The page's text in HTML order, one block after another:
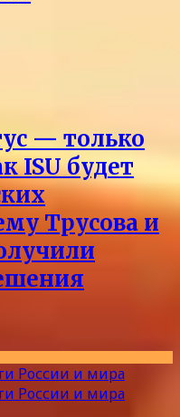
— только
ISU будет
Трусова и